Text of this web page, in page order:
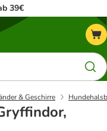
39€
& Geschirre